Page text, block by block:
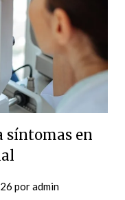
síntomas en
poradmin